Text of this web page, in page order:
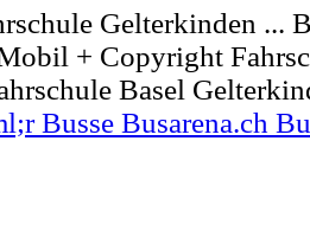
Gelterkinden ...
+ Copyright
Basel
Busse Busarena.ch